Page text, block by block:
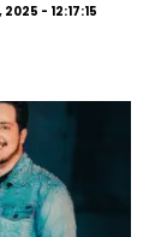
2025 - 12:17:15